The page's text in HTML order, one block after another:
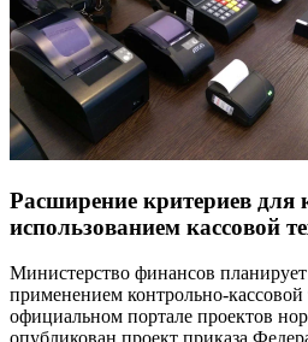
Расширение критериев для
использованием кассовой
Министерство финансов планирует
применением контрольно-
официальном портале проектов